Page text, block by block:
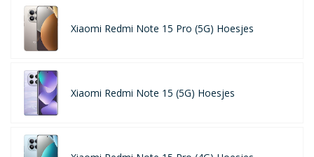
Xiaomi Redmi Note 15 Pro (5G) Hoesjes
Xiaomi Redmi Note 15 (5G) Hoesjes